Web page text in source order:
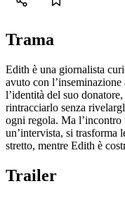
Trama
Edith è una giornalista
avuto con
l’identità del suo
rintracciarlo senza
ogni regola. Ma
un’intervista, si trasforma
stretto, mentre Edith è
Trailer